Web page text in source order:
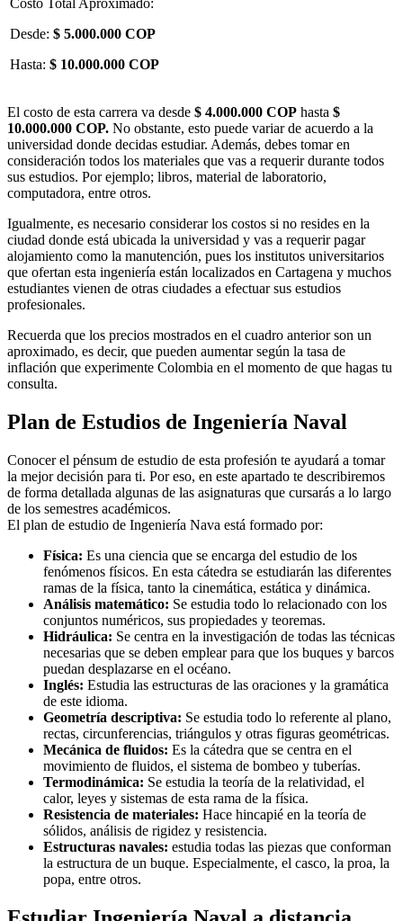
Costo Total Aproximado:
Desde: $ 5.000.000 COP
Hasta: $ 10.000.000 COP
El costo de esta carrera va desde $ 4.000.000 COP hasta $
10.000.000 COP. No obstante, esto puede variar de acuerdo a la
universidad donde decidas estudiar. Además, debes tomar en
consideración todos los materiales que vas a requerir durante todos
sus estudios. Por ejemplo; libros, material de laboratorio,
computadora, entre otros.
Igualmente, es necesario considerar los costos si no resides en la
ciudad donde está ubicada la universidad y vas a requerir pagar
alojamiento como la manutención, pues los institutos universitarios
que ofertan esta ingeniería están localizados en Cartagena y muchos
estudiantes vienen de otras ciudades a efectuar sus estudios
profesionales.
Recuerda que los precios mostrados en el cuadro anterior son un
aproximado, es decir, que pueden aumentar según la tasa de
inflación que experimente Colombia en el momento de que hagas tu
consulta.
Plan de Estudios de Ingeniería Naval
Conocer el pénsum de estudio de esta profesión te ayudará a tomar
la mejor decisión para ti. Por eso, en este apartado te describiremos
de forma detallada algunas de las asignaturas que cursarás a lo largo
de los semestres académicos.
El plan de estudio de Ingeniería Nava está formado por:
Física: Es una ciencia que se encarga del estudio de los
fenómenos físicos. En esta cátedra se estudiarán las diferentes
ramas de la física, tanto la cinemática, estática y dinámica.
Análisis matemático: Se estudia todo lo relacionado con los
conjuntos numéricos, sus propiedades y teoremas.
Hidráulica: Se centra en la investigación de todas las técnicas
necesarias que se deben emplear para que los buques y barcos
puedan desplazarse en el océano.
Inglés: Estudia las estructuras de las oraciones y la gramática
de este idioma.
Geometría descriptiva: Se estudia todo lo referente al plano,
rectas, circunferencias, triángulos y otras figuras geométricas.
Mecánica de fluidos: Es la cátedra que se centra en el
movimiento de fluidos, el sistema de bombeo y tuberías.
Termodinámica: Se estudia la teoría de la relatividad, el
calor, leyes y sistemas de esta rama de la física.
Resistencia de materiales: Hace hincapié en la teoría de
sólidos, análisis de rigidez y resistencia.
Estructuras navales: estudia todas las piezas que conforman
la estructura de un buque. Especialmente, el casco, la proa, la
popa, entre otros.